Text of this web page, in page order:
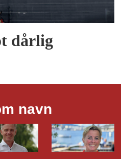
dårlig
navn